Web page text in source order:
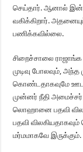
செய்தார். ஆனால்
வகிக்கிறார்.
பணிக்கவில்லை.
சிறைச்சாலை
முடிவு போலவும், அந்த
கொண்டதாகவுமே
முன்னர் நீதி அமைச்சர்
லொஹானை பதவி
பதவி
மர்மமாகவே இருக்கும்.